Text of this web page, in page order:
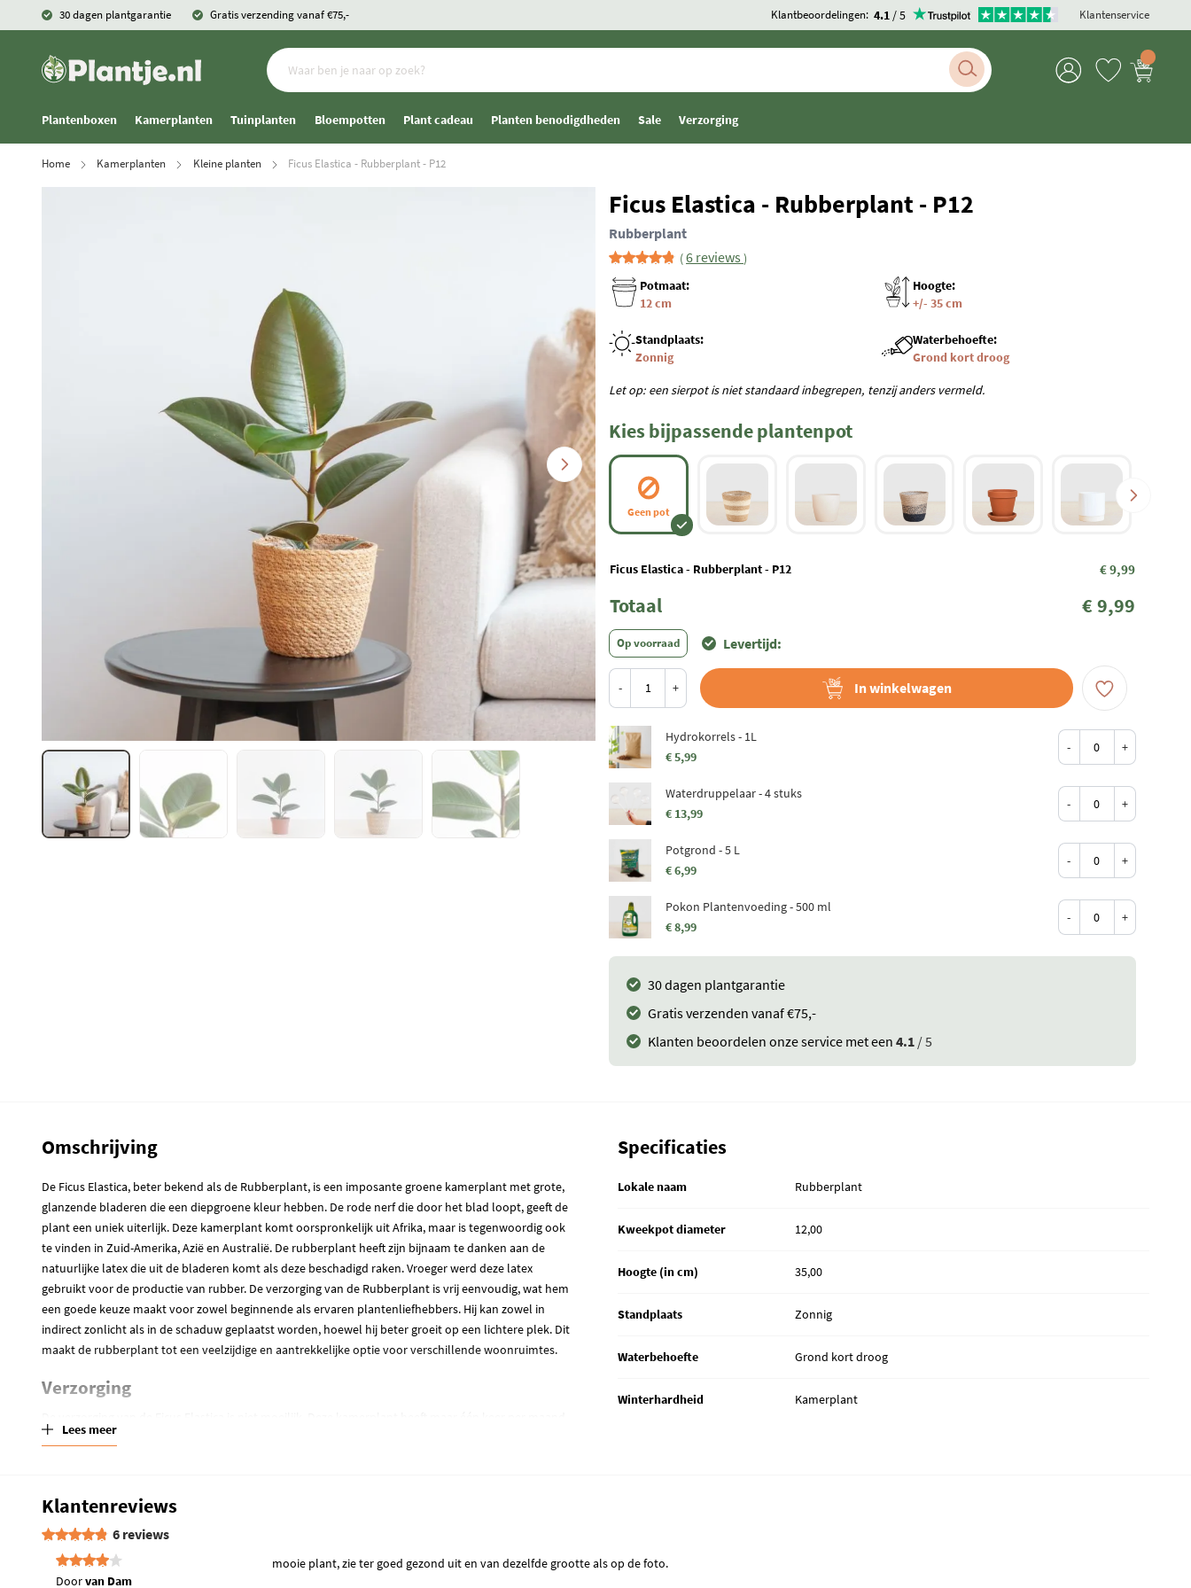
30 dagen plantgarantie Gratis verzending vanaf €75,- Klantbeoordelingen: 4.1 / 5 Klantenservice
Plantenboxen Kamerplanten Tuinplanten Bloempotten Plant cadeau Planten benodigdheden Sale Verzorging
Home Kamerplanten Kleine planten Ficus Elastica - Rubberplant - P12
Ficus Elastica - Rubberplant - P12
Rubberplant
6 reviews
Potmaat:
12 cm
Hoogte:
+/- 35 cm
Standplaats:
Zonnig
Waterbehoefte:
Grond kort droog
Let op: een sierpot is niet standaard inbegrepen, tenzij anders vermeld.
Kies bijpassende plantenpot
Geen pot
Ficus Elastica - Rubberplant - P12 € 9,99
Totaal € 9,99
- + In winkelwagen
Op voorraad Levertijd:
Ficus Elastica - Rubberplant - P12
Hydrokorrels - 1L
€ 5,99
- +
Waterdruppelaar - 4 stuks
€ 13,99
- +
Potgrond - 5 L
€ 6,99
- +
Pokon Plantenvoeding - 500 ml
€ 8,99
- +
30 dagen plantgarantie
Gratis verzenden vanaf €75,-
Klanten beoordelen onze service met een 4.1 / 5
Omschrijving
De Ficus Elastica, beter bekend als de Rubberplant, is een imposante groene kamerplant met grote,
glanzende bladeren die een diepgroene kleur hebben. De rode nerf die door het blad loopt, geeft de
plant een uniek uiterlijk. Deze kamerplant komt oorspronkelijk uit Afrika, maar is tegenwoordig ook
te vinden in Zuid-Amerika, Azië en Australië. De rubberplant heeft zijn bijnaam te danken aan de
natuurlijke latex die uit de bladeren komt als deze beschadigd raken. Vroeger werd deze latex
gebruikt voor de productie van rubber. De verzorging van de Rubberplant is vrij eenvoudig, wat hem
een goede keuze maakt voor zowel beginnende als ervaren plantenliefhebbers. Hij kan zowel in
indirect zonlicht als in de schaduw geplaatst worden, hoewel hij beter groeit op een lichtere plek. Dit
maakt de rubberplant tot een veelzijdige en aantrekkelijke optie voor verschillende woonruimtes.
Verzorging
wat plantenvoeding nodig om gezond en sterk te blijven. Zorg ervoor dat je dit vooral doet in de
Heb je thuis geen passende bloempot meer staan? Neem dan een kijkje op onze
Hoe wordt jouw Ficus Elastica bezorgd?
Lees meer
Specificaties
Lokale naam Rubberplant
Kweekpot diameter 12,00
Hoogte (in cm) 35,00
Standplaats Zonnig
Waterbehoefte Grond kort droog
Winterhardheid Kamerplant
Klantenreviews
6 reviews
Doorvan Dam
mooie plant, zie ter goed gezond uit en van dezelfde grootte als op de foto.